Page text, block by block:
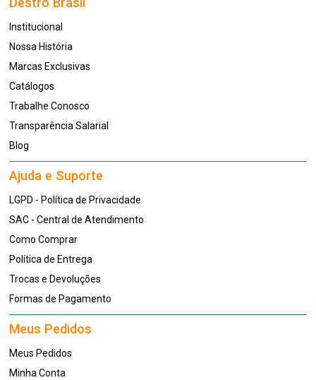
Institucional
Nossa História
Marcas Exclusivas
Catálogos
Trabalhe Conosco
Transparência Salarial
Blog
Ajuda e Suporte
LGPD - Política de Privacidade
SAC - Central de Atendimento
Como Comprar
Política de Entrega
Trocas e Devoluções
Formas de Pagamento
Meus Pedidos
Meus Pedidos
Minha Conta